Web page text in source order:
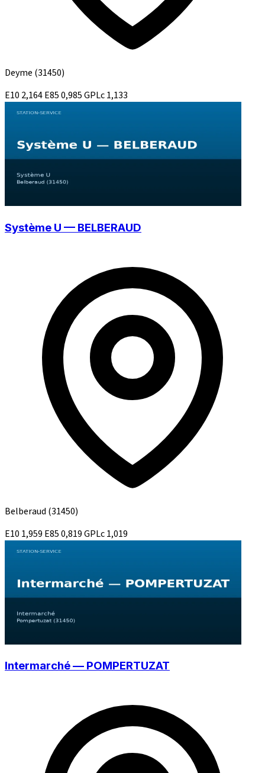
Deyme (31450)
E10 2,164E850,985GPLc1,133
Système U — BELBERAUD
Belberaud (31450)
E10 1,959 E850,819GPLc1,019
Intermarché — POMPERTUZAT